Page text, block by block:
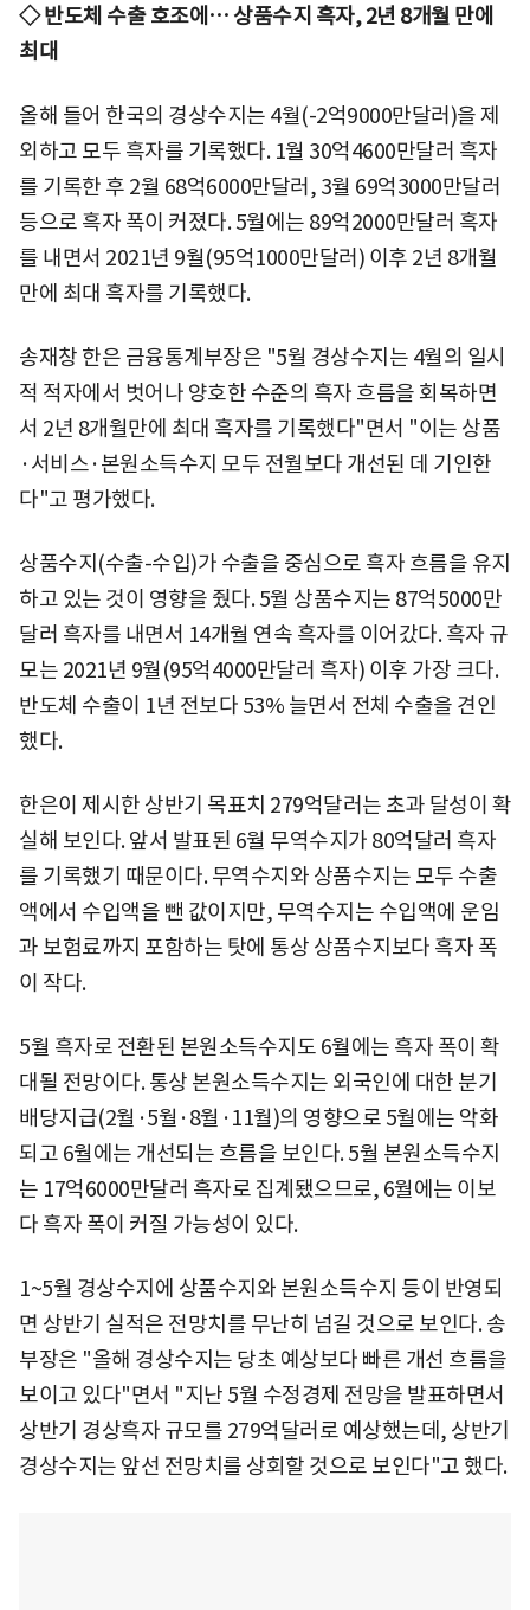
◇ 반도체 수출 호조에… 상품수지 흑자, 2년 8개월 만에
최대
올해 들어 한국의 경상수지는 4월(-2억9000만달러)을 제
외하고 모두 흑자를 기록했다. 1월 30억4600만달러 흑자
를 기록한 후 2월 68억6000만달러, 3월 69억3000만달러
등으로 흑자 폭이 커졌다. 5월에는 89억2000만달러 흑자
를 내면서 2021년 9월(95억1000만달러) 이후 2년 8개월
만에 최대 흑자를 기록했다.
송재창 한은 금융통계부장은 "5월 경상수지는 4월의 일시
적 적자에서 벗어나 양호한 수준의 흑자 흐름을 회복하면
서 2년 8개월만에 최대 흑자를 기록했다"면서 "이는 상품
·서비스·본원소득수지 모두 전월보다 개선된 데 기인한
다"고 평가했다.
상품수지(수출-수입)가 수출을 중심으로 흑자 흐름을 유지
하고 있는 것이 영향을 줬다. 5월 상품수지는 87억5000만
달러 흑자를 내면서 14개월 연속 흑자를 이어갔다. 흑자 규
모는 2021년 9월(95억4000만달러 흑자) 이후 가장 크다.
반도체 수출이 1년 전보다 53% 늘면서 전체 수출을 견인
했다.
한은이 제시한 상반기 목표치 279억달러는 초과 달성이 확
실해 보인다. 앞서 발표된 6월 무역수지가 80억달러 흑자
를 기록했기 때문이다. 무역수지와 상품수지는 모두 수출
액에서 수입액을 뺀 값이지만, 무역수지는 수입액에 운임
과 보험료까지 포함하는 탓에 통상 상품수지보다 흑자 폭
이 작다.
5월 흑자로 전환된 본원소득수지도 6월에는 흑자 폭이 확
대될 전망이다. 통상 본원소득수지는 외국인에 대한 분기
배당지급(2월·5월·8월·11월)의 영향으로 5월에는 악화
되고 6월에는 개선되는 흐름을 보인다. 5월 본원소득수지
는 17억6000만달러 흑자로 집계됐으므로, 6월에는 이보
다 흑자 폭이 커질 가능성이 있다.
1~5월 경상수지에 상품수지와 본원소득수지 등이 반영되
면 상반기 실적은 전망치를 무난히 넘길 것으로 보인다. 송
부장은 "올해 경상수지는 당초 예상보다 빠른 개선 흐름을
보이고 있다"면서 "지난 5월 수정경제 전망을 발표하면서
상반기 경상흑자 규모를 279억달러로 예상했는데, 상반기
경상수지는 앞선 전망치를 상회할 것으로 보인다"고 했다.